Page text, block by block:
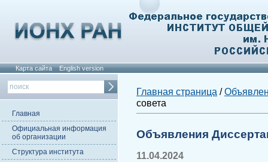
Карта сайта English version
Главная
Официальная информация
об организации
Структура института
Главная страница /
совета
Объявления
11.04.2024